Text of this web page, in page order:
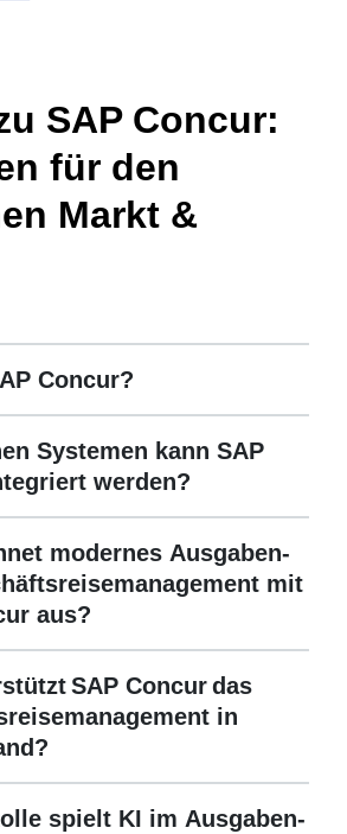
SAP Concur:
für den
Markt &
Concur?
Systemen kann SAP
werden?
modernes Ausgaben-
mit
aus?
SAP Concur das
in
spielt KI im Ausgaben-